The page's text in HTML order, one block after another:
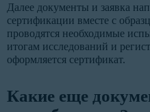
Далее документы и заявка
сертификации вместе с
проводятся необходимые
итогам исследований и
оформляется сертификат.
Какие еще